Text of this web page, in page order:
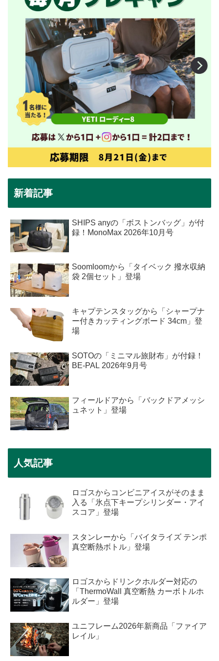
新着記事
SHIPS anyの「ボストンバッグ」が付
録！MonoMax 2026年10月号
Soomloomから「タイベック 撥水収納
袋 2個セット」登場
キャプテンスタッグから「シャープナ
ー付きカッティングボード 34cm」登
場
SOTOの「ミニマル旅財布」が付録！
BE-PAL 2026年9月号
フィールドアから「バックドアメッシ
ュネット」登場
人気記事
ロゴスからコンビニアイスがそのまま
入る「氷点下キープシリンダー・アイ
スコア」登場
スタンレーから「バイタライズ テンポ
真空断熱ボトル」登場
ロゴスからドリンクホルダー対応の
「ThermoWall 真空断熱 カーボトルホ
ルダー」登場
ユニフレーム2026年新商品「ファイア
レイル」